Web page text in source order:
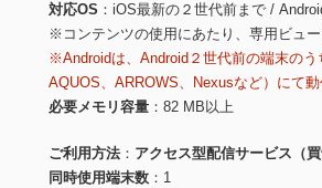
対応OS
iOS最新の２世代前まで /
※コンテンツの使用にあたり、専用ビュ
※Androidは、Android２世代前の端末のう
AQUOS、ARROWS、Nexusなど）にて
必要メモリ容量
82 MB以上
ご利用方法
アクセス型配信サービス（買
同時使用端末数
1